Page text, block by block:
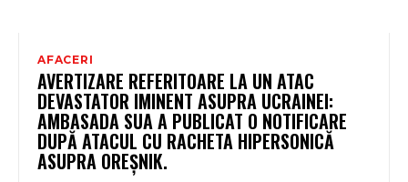
AFACERI
AVERTIZARE REFERITOARE LA UN ATAC
DEVASTATOR IMINENT ASUPRA UCRAINEI:
AMBASADA SUA A PUBLICAT O NOTIFICARE
DUPĂ ATACUL CU RACHETA HIPERSONICĂ
ASUPRA OREȘNIK.